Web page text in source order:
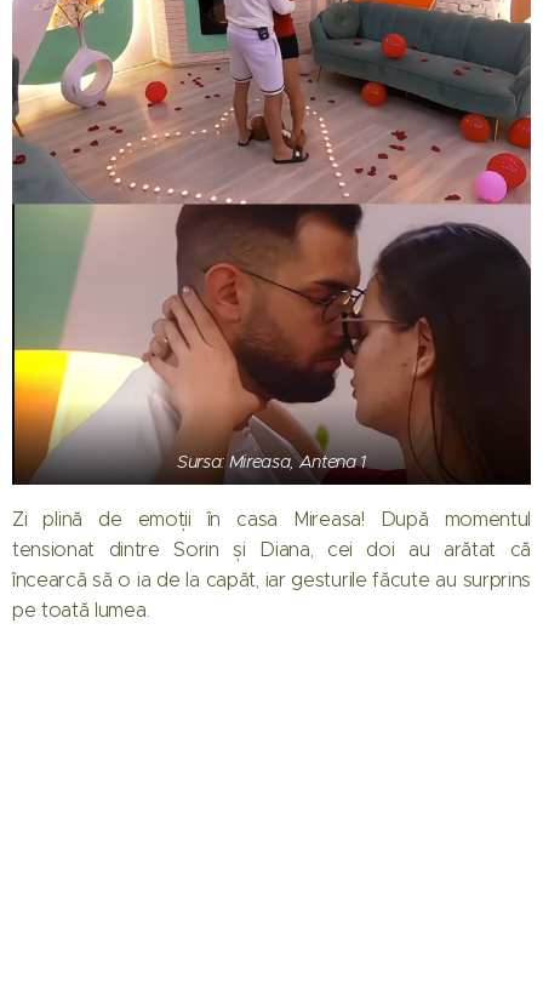
Sursa: Mireasa, Antena 1
Zi plină de emoții în casa Mireasa! După momentul
tensionat dintre Sorin și Diana, cei doi au arătat că
încearcă să o ia de la capăt, iar gesturile făcute au surprins
pe toată lumea.